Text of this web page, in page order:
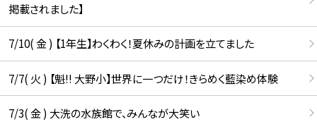
掲載されました】
7/10( 金 ) 【1年生】わくわく！夏休みの計画を立てました
7/7( 火 ) 【魁!! 大野小】世界に一つだけ！きらめく藍染め体験
7/3( 金 ) 大洗の水族館で、みんなが大笑い